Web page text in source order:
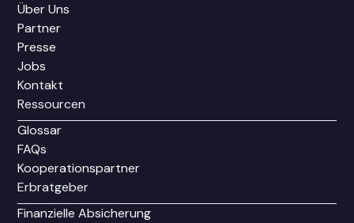
Über Uns
Partner
Presse
Jobs
Kontakt
Ressourcen
Glossar
FAQs
Kooperationspartner
Erbratgeber
Finanzielle Absicherung